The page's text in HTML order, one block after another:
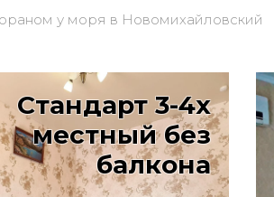
у моря в Новомихайловский
Стандарт 3-4х
местный без
балкона